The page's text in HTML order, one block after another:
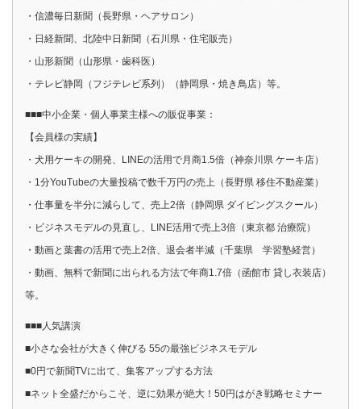
・信濃毎日新聞（長野県・ヘアサロン）
・日経新聞、北陸中日新聞（石川県・住宅販売）
・山形新聞（山形県・歯科医）
・テレビ静岡（フジテレビ系列）（静岡県・焼き鳥店）等。
■■■中小企業・個人事業主様への販促事業：
【会員様の実績】
・犬用ケーキの開発、LINEの活用で月商1.5倍（神奈川県 ケーキ店）
・1分YouTubeの大量投稿で数千万円の売上（長野県 移住不動産業）
・仕事量を半分に減らして、売上2倍（静岡県 ダイビングスクール）
・ビジネスモデルの見直し、LINE活用で売上3倍（東京都 治療院）
・動画と葉書の活用で売上2倍、退会者半減（千葉県 学習塾経営）
・動画、無料で新聞に出られる方法で年商1.7倍（函館市 貸し衣装店）
等。
■■■人気講演
■小さな会社が大きく伸びる 55の最強ビジネスモデル
■0円で新聞TVに出て、集客アップする方法
■ネット全盛だからこそ、逆に効果が絶大！50円はがき戦略セミナー